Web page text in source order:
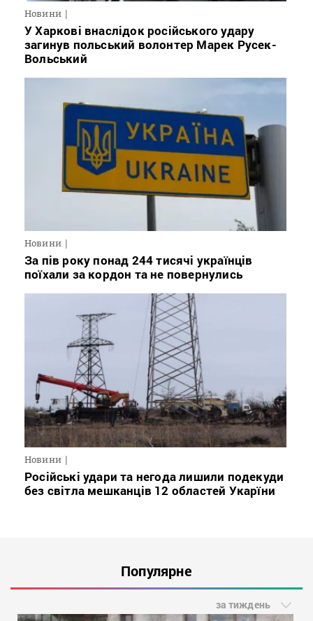
Новини
У Харкові внаслідок російського удару
загинув польський волонтер Марек Русек-
Вольський
Новини
За пів року понад 244 тисячі українців
поїхали за кордон та не повернулись
Новини
Російські удари та негода лишили подекуди
без світла мешканців 12 областей Укарїни
Популярне
за тиждень